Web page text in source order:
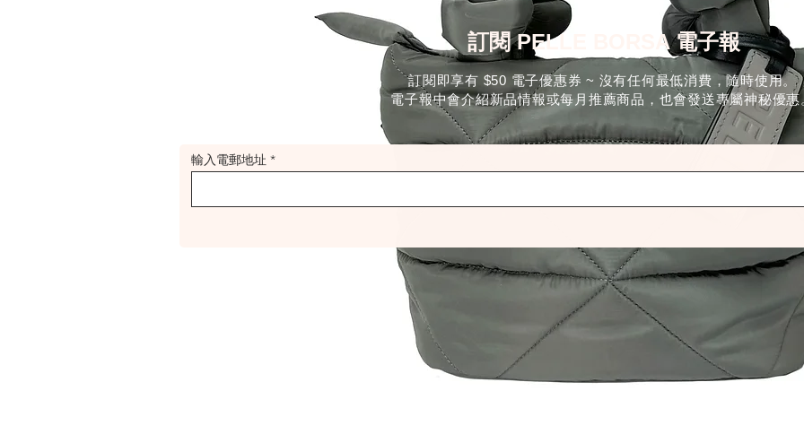
訂閱 PELLE BORSA 電子報
訂閱即享有 $50 電子優惠券 ~ 沒有任何最低消費，隨時使用。
電子報中會介紹新品情報或每月推薦商品，也會發送專屬神秘優惠
輸入電郵地址